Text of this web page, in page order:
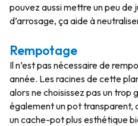
pouvez aussi mettre un peu de
d’arrosage, ça aide à
Rempotage
Il n’est pas nécessaire de
année. Les racines de cette
alors ne choisissez pas un trop
également un pot transparent,
un cache-pot plus esthétique